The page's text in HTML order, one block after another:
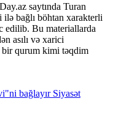
saytında Turan
bağlı böhtan xarakterli
edilib. Bu materiallarda
asılı və xarici
bir qurum kimi təqdim
Siyasət